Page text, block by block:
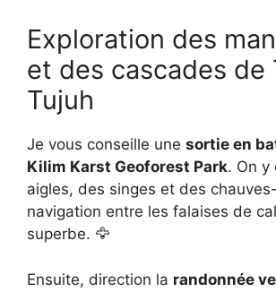
Exploration des
et des cascades de
Tujuh
Je vous conseille une sortie en
Kilim Karst Geoforest Park. On y
aigles, des singes et des
navigation entre les falaises de
superbe. 🦅
Ensuite, direction la randonnée